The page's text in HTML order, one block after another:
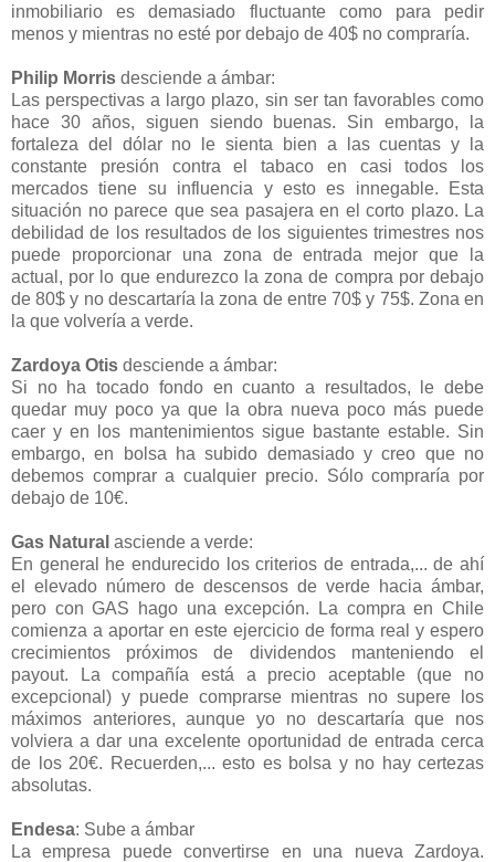
inmobiliario es demasiado fluctuante como para pedir
menos y mientras no esté por debajo de 40$ no compraría.
Philip Morris desciende a ámbar:
Las perspectivas a largo plazo, sin ser tan favorables como
hace 30 años, siguen siendo buenas. Sin embargo, la
fortaleza del dólar no le sienta bien a las cuentas y la
constante presión contra el tabaco en casi todos los
mercados tiene su influencia y esto es innegable. Esta
situación no parece que sea pasajera en el corto plazo. La
debilidad de los resultados de los siguientes trimestres nos
puede proporcionar una zona de entrada mejor que la
actual, por lo que endurezco la zona de compra por debajo
de 80$ y no descartaría la zona de entre 70$ y 75$. Zona en
la que volvería a verde.
Zardoya Otis desciende a ámbar:
Si no ha tocado fondo en cuanto a resultados, le debe
quedar muy poco ya que la obra nueva poco más puede
caer y en los mantenimientos sigue bastante estable. Sin
embargo, en bolsa ha subido demasiado y creo que no
debemos comprar a cualquier precio. Sólo compraría por
debajo de 10€.
Gas Natural asciende a verde:
En general he endurecido los criterios de entrada,... de ahí
el elevado número de descensos de verde hacia ámbar,
pero con GAS hago una excepción. La compra en Chile
comienza a aportar en este ejercicio de forma real y espero
crecimientos próximos de dividendos manteniendo el
payout. La compañía está a precio aceptable (que no
excepcional) y puede comprarse mientras no supere los
máximos anteriores, aunque yo no descartaría que nos
volviera a dar una excelente oportunidad de entrada cerca
de los 20€. Recuerden,... esto es bolsa y no hay certezas
absolutas.
Endesa: Sube a ámbar
La empresa puede convertirse en una nueva Zardoya.